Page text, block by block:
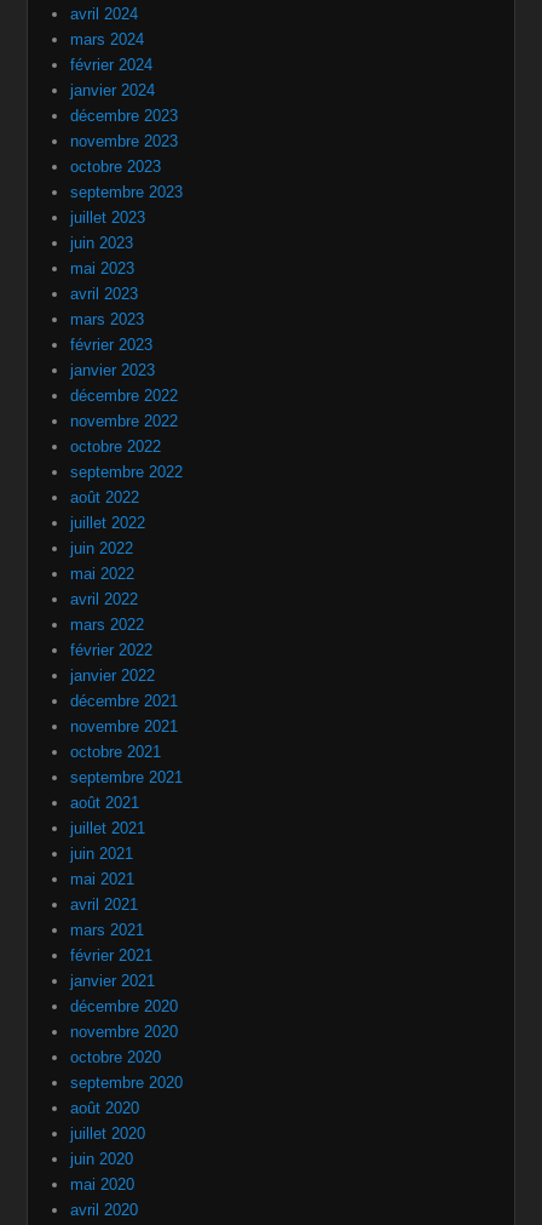
avril 2024
mars 2024
février 2024
janvier 2024
décembre 2023
novembre 2023
octobre 2023
septembre 2023
juillet 2023
juin 2023
mai 2023
avril 2023
mars 2023
février 2023
janvier 2023
décembre 2022
novembre 2022
octobre 2022
septembre 2022
août 2022
juillet 2022
juin 2022
mai 2022
avril 2022
mars 2022
février 2022
janvier 2022
décembre 2021
novembre 2021
octobre 2021
septembre 2021
août 2021
juillet 2021
juin 2021
mai 2021
avril 2021
mars 2021
février 2021
janvier 2021
décembre 2020
novembre 2020
octobre 2020
septembre 2020
août 2020
juillet 2020
juin 2020
mai 2020
avril 2020